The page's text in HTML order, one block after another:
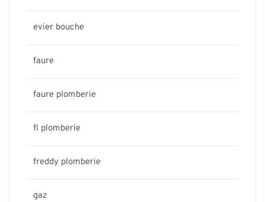
evier bouche
faure
faure plomberie
fl plomberie
freddy plomberie
gaz